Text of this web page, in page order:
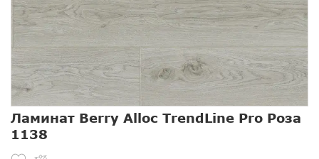
Ламинат Berry Alloc TrendLine Pro Роза
1138